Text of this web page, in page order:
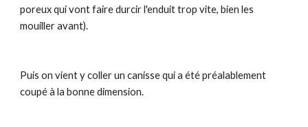
poreux qui vont faire durcir l'enduit trop vite, bien les
mouiller avant).
Puis on vient y coller un canisse qui a été préalablement
coupé à la bonne dimension.